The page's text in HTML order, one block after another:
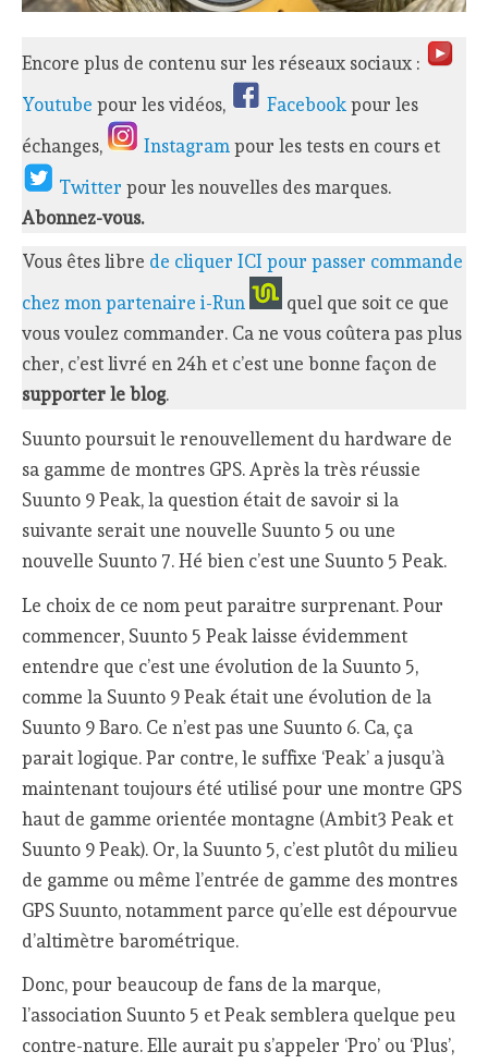
Encore plus de contenu sur les réseaux sociaux :
Youtube pour les vidéos, Facebookpour les
échanges,
Instagrampour les tests en cours et
Twitterpour les nouvelles des marques.
Abonnez-vous.
Vous êtes libre de cliquer ICI pour passer commande
chez mon partenaire i-Run
quel que soit ce que
vous voulez commander. Ca ne vous coûtera pas plus
cher, c’est livré en 24h et c’est une bonne façon de
supporter le blog.
Suunto poursuit le renouvellement du hardware de
sa gamme de montres GPS. Après la très réussie
Suunto 9 Peak, la question était de savoir si la
suivante serait une nouvelle Suunto 5 ou une
nouvelle Suunto 7. Hé bien c’est une Suunto 5 Peak.
Le choix de ce nom peut paraitre surprenant. Pour
commencer, Suunto 5 Peak laisse évidemment
entendre que c’est une évolution de la Suunto 5,
comme la Suunto 9 Peak était une évolution de la
Suunto 9 Baro. Ce n’est pas une Suunto 6. Ca, ça
parait logique. Par contre, le suffixe ‘Peak’ a jusqu’à
maintenant toujours été utilisé pour une montre GPS
haut de gamme orientée montagne (Ambit3 Peak et
Suunto 9 Peak). Or, la Suunto 5, c’est plutôt du milieu
de gamme ou même l’entrée de gamme des montres
GPS Suunto, notamment parce qu’elle est dépourvue
d’altimètre barométrique.
Donc, pour beaucoup de fans de la marque,
l’association Suunto 5 et Peak semblera quelque peu
contre-nature. Elle aurait pu s’appeler ‘Pro’ ou ‘Plus’,